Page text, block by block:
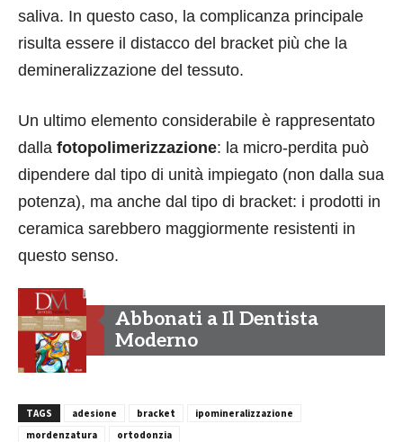
saliva. In questo caso, la complicanza principale
risulta essere il distacco del bracket più che la
demineralizzazione del tessuto.
Un ultimo elemento considerabile è rappresentato
dalla fotopolimerizzazione: la micro-perdita può
dipendere dal tipo di unità impiegato (non dalla sua
potenza), ma anche dal tipo di bracket: i prodotti in
ceramica sarebbero maggiormente resistenti in
questo senso.
Abbonati a Il Dentista
Moderno
TAGS adesione bracket
ipomineralizzazione
mordenzatura
ortodonzia